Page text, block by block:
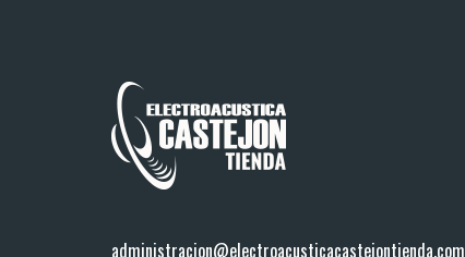
administracion@electroacusticacastejontienda.com